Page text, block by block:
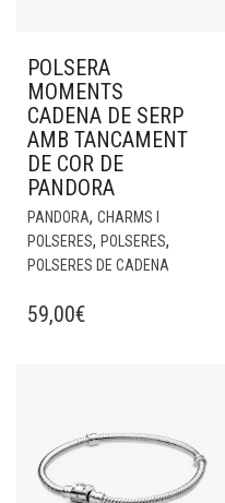
POLSERA
MOMENTS
CADENA DE SERP
AMB TANCAMENT
DE COR DE
PANDORA
PANDORA, CHARMS I
POLSERES, POLSERES,
POLSERES DE CADENA
59,00€